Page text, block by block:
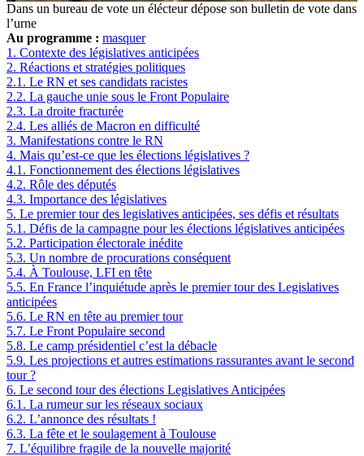
Dans un bureau de vote un élécteur dépose son bulletin de vote dans
l’urne
Au programme : masquer
1. Contexte des législatives anticipées
2. Réactions et stratégies politiques
2.1. Le RN et ses candidats racistes
2.2. La gauche unie sous le Front Populaire
2.3. La droite fracturée
2.4. Les alliés de Macron en difficulté
3. Manifestations contre le RN
4. Mais qu’est-ce que les élections législatives ?
4.1. Fonctionnement des élections législatives
4.2. Rôle des députés
4.3. Importance des législatives
5. Le premier tour des legislatives anticipées, ses défis et résultats
5.1. Défis de la campagne pour les élections législatives anticipées
5.2. Participation électorale inédite
5.3. Un nombre de procurations conséquent
5.4. À Toulouse, LFI en tête
5.5. En France l’inquiétude après le premier tour des Legislatives
anticipées
5.6. Le RN en tête au premier tour
5.7. Le Front Populaire second
5.8. Le camp présidentiel c’est la débacle
5.9. Les projections et autres estimations rassurantes avant le second
tour ?
6. Le second tour des élections Legislatives Anticipées
6.1. La rumeur sur les réseaux sociaux
6.2. L’annonce des résultats !
6.3. La fête et le soulagement à Toulouse
7. L’équilibre fragile de la nouvelle majorité